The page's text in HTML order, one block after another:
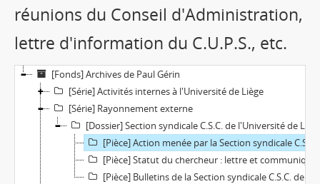
réunions du Conseil d'Administration,
lettre d'information du C.U.P.S., etc.
[Fonds] Archives de Paul Gérin
[Série] Activités internes à l'Université de Liège
[Série] Rayonnement externe
[Dossier] Section syndicale C.S.C. de l'Université de Liège
[Pièce] Action menée par la Section syndicale C.S.C. de l'Université de Liège pour obtenir la revalorisation barémique du personnel scientifique : correspondance, procès-verbaux de réunions du Conseil d'Administration, lettre d'information du C.U.P.S., etc.
[Pièce] Statut du chercheur : lettre et communiqués de presse de la C.S.C.
[Pièce] Bulletins de la Section syndicale C.S.C. de l'Université de Liège.